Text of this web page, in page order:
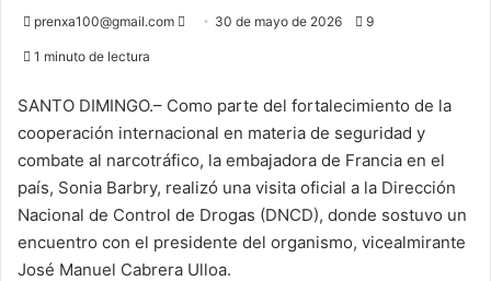
prenxa100@gmail.com
Send 30 de mayo de 2026 9
1 minuto de lectura
SANTO DIMINGO.– Como parte del fortalecimiento de la
cooperación internacional en materia de seguridad y
combate al narcotráfico, la embajadora de Francia en el
país, Sonia Barbry, realizó una visita oficial a la Dirección
Nacional de Control de Drogas (DNCD), donde sostuvo un
encuentro con el presidente del organismo, vicealmirante
José Manuel Cabrera Ulloa.